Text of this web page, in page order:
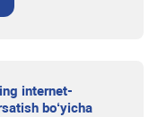
internet-
bo‘yicha